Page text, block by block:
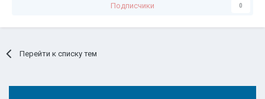
Подписчики 0
Перейти к списку тем